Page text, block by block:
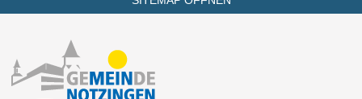
Vereine